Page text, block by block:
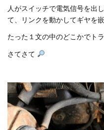
人がスイッチで電気信号を出
て、リンクを動かしてギヤを嵌
たった１文の中のどこかでト
さてさて